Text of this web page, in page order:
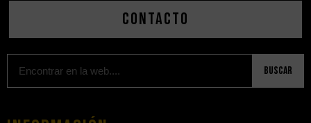
Contacto
Buscar